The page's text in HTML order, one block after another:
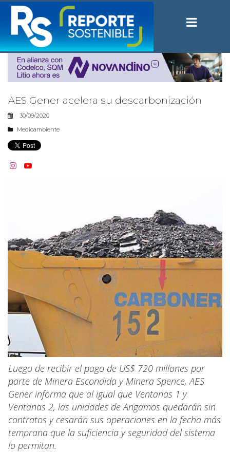
AES Gener acelera su descarbonización
30/09/2020
Medioambiente
 
Luego de recibir el pago de US$ 720 millones por
parte de Minera Escondida y Minera Spence, AES
Gener informa que al igual que Ventanas 1 y
Ventanas 2, las unidades de Angamos quedarán sin
contratos y cesarán sus operaciones en la fecha más
temprana que la suficiencia y seguridad del sistema
lo permitan.